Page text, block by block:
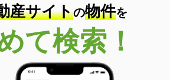
産サイトの物件を
て検索！